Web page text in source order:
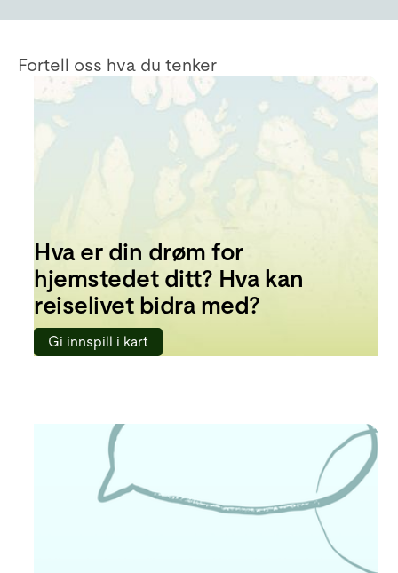
Fortell oss hva du tenker
Hva er din drøm for
hjemstedet ditt? Hva kan
reiselivet bidra med?
Gi innspill i kart